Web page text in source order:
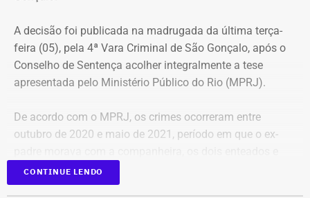
A decisão foi publicada na madrugada da última terça-
feira (05), pela 4ª Vara Criminal de São Gonçalo, após o
Conselho de Sentença acolher integralmente a tese
apresentada pelo Ministério Público do Rio (MPRJ).
De acordo com o MPRJ, os crimes ocorreram entre
outubro de 2020 e maio de 2021, período em que o ex-
uma filha do casal. Segundo a denúncia, as crianças
eram submetidas a agressões físicas, violência
CONTINUE LENDO